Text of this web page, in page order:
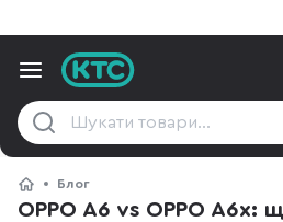
Блог
OPPO A6 vs OPPO A6x: